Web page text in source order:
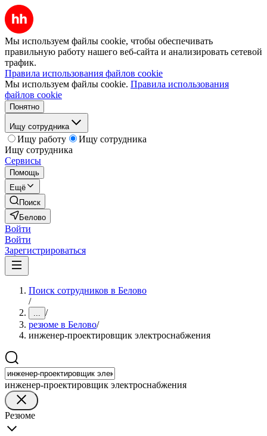
Мы используем файлы cookie, чтобы обеспечивать
правильную работу нашего веб-сайта и анализировать сетевой
трафик.
Правила использования файлов cookie
Мы используем файлы cookie. Правила использования
файлов cookie
Понятно
Ищу сотрудника
Ищу работу
Ищу сотрудника
Ищу сотрудника
Сервисы
Помощь
Ещё
Поиск
Белово
Войти
Войти
Зарегистрироваться
Поиск сотрудников в Белово
/
... /
резюме в Белово/
инженер-проектировщик электроснабжения
инженер-проектировщик электроснабжения
Резюме